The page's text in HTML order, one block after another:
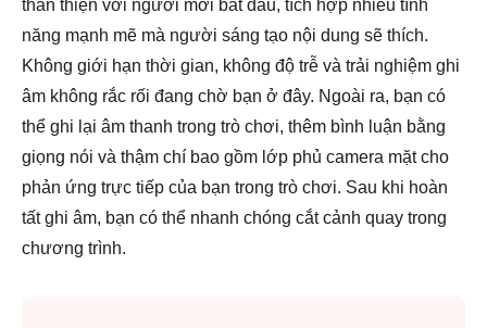
thân thiện với người mới bắt đầu, tích hợp nhiều tính
năng mạnh mẽ mà người sáng tạo nội dung sẽ thích.
Không giới hạn thời gian, không độ trễ và trải nghiệm ghi
âm không rắc rối đang chờ bạn ở đây. Ngoài ra, bạn có
thể ghi lại âm thanh trong trò chơi, thêm bình luận bằng
giọng nói và thậm chí bao gồm lớp phủ camera mặt cho
phản ứng trực tiếp của bạn trong trò chơi. Sau khi hoàn
tất ghi âm, bạn có thể nhanh chóng cắt cảnh quay trong
chương trình.